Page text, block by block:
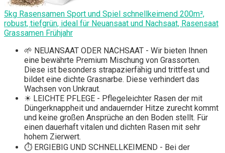
5kg Rasensamen Sport und Spiel schnellkeimend 200m²,
robust, tiefgrün, ideal für Neuansaat und Nachsaat, Rasensaat
Grassamen Frühjahr
🌱 NEUANSAAT ODER NACHSAAT - Wir bieten Ihnen
eine bewährte Premium Mischung von Grassorten.
Diese ist besonders strapazierfähig und trittfest und
bildet eine dichte Grasnarbe. Diese verhindert das
Wachsen von Unkraut.
☀ LEICHTE PFLEGE - Pflegeleichter Rasen der mit
Düngerknappheit und andauernder Hitze zurecht kommt
und keine großen Ansprüche an den Boden stellt. Für
einen dauerhaft vitalen und dichten Rasen mit sehr
hohem Zierwert.
⏱ ERGIEBIG UND SCHNELLKEIMEND - Bei der